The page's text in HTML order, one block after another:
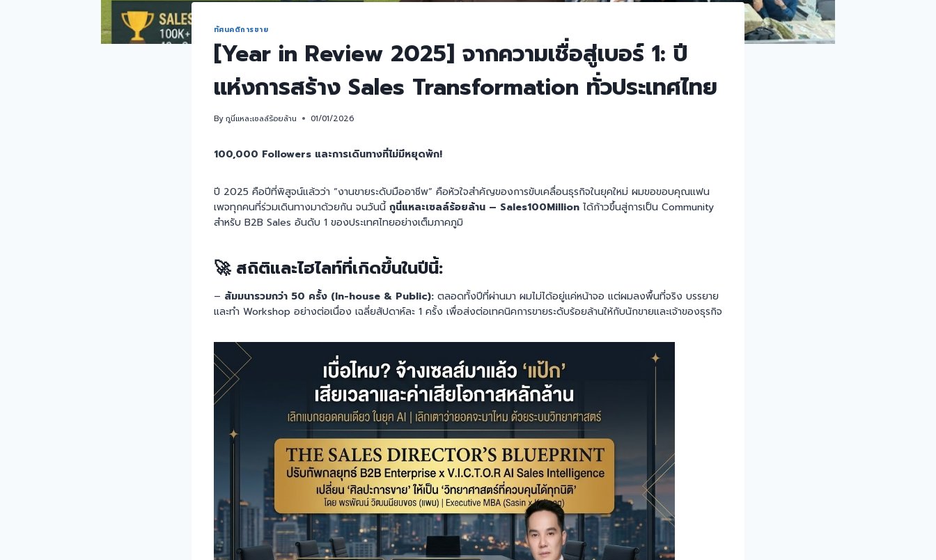
ทัศนคติการขาย
[Year in Review 2025] จากความเชื่อสู่เบอร์ 1: ปี
แห่งการสร้าง Sales Transformation ทั่วประเทศไทย
Byกูนี่แหละเซลล์ร้อยล้าน 01/01/2026
100,000 Followers และการเดินทางที่ไม่มีหยุดพัก!
ปี 2025 คือปีที่พิสูจน์แล้วว่า “งานขายระดับมืออาชีพ” คือหัวใจสำคัญของการขับเคลื่อนธุรกิจในยุคใหม่ ผมขอขอบคุณแฟน
เพจทุกคนที่ร่วมเดินทางมาด้วยกัน จนวันนี้กูนี่แหละเซลล์ร้อยล้าน – Sales100Million ได้ก้าวขึ้นสู่การเป็น Community
สำหรับ B2B Sales อันดับ 1 ของประเทศไทยอย่างเต็มภาคภูมิ
🚀 สถิติและไฮไลท์ที่เกิดขึ้นในปีนี้:
– สัมมนารวมกว่า 50 ครั้ง (In-house & Public): ตลอดทั้งปีที่ผ่านมา ผมไม่ได้อยู่แค่หน้าจอ แต่ผมลงพื้นที่จริง บรรยาย
และทำ Workshop อย่างต่อเนื่อง เฉลี่ยสัปดาห์ละ 1 ครั้ง เพื่อส่งต่อเทคนิคการขายระดับร้อยล้านให้กับนักขายและเจ้าของธุรกิจ